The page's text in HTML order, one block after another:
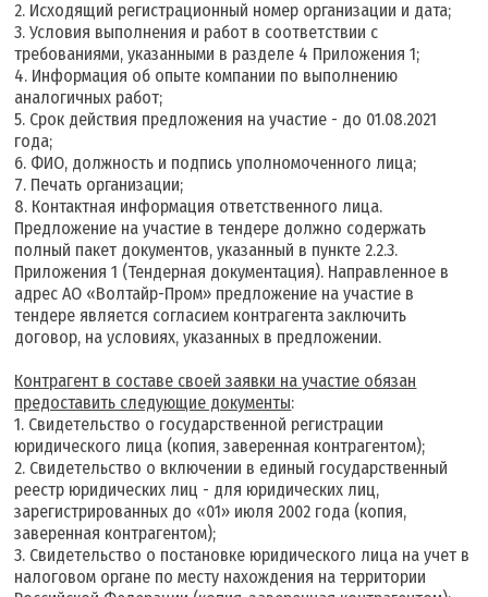
2. Исходящий регистрационный номер организации и дата;
3. Условия выполнения и работ в соответствии с
требованиями, указанными в разделе 4 Приложения 1;
4. Информация об опыте компании по выполнению
аналогичных работ;
5. Срок действия предложения на участие - до 01.08.2021
года;
6. ФИО, должность и подпись уполномоченного лица;
7. Печать организации;
8. Контактная информация ответственного лица.
Предложение на участие в тендере должно содержать
полный пакет документов, указанный в пункте 2.2.3.
Приложения 1 (Тендерная документация). Направленное в
адрес АО «Волтайр-Пром» предложение на участие в
тендере является согласием контрагента заключить
договор, на условиях, указанных в предложении.
Контрагент в составе своей заявки на участие обязан
предоставить следующие документы:
1. Свидетельство о государственной регистрации
юридического лица (копия, заверенная контрагентом);
2. Свидетельство о включении в единый государственный
реестр юридических лиц - для юридических лиц,
зарегистрированных до «01» июля 2002 года (копия,
заверенная контрагентом);
3. Свидетельство о постановке юридического лица на учет в
налоговом органе по месту нахождения на территории